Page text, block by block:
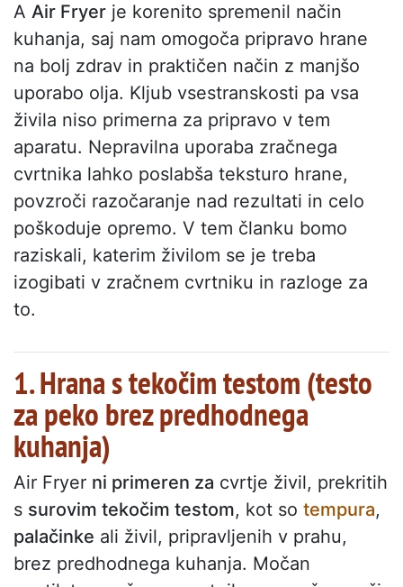
A Air Fryer je korenito spremenil način
kuhanja, saj nam omogoča pripravo hrane
na bolj zdrav in praktičen način z manjšo
uporabo olja. Kljub vsestranskosti pa vsa
živila niso primerna za pripravo v tem
aparatu. Nepravilna uporaba zračnega
cvrtnika lahko poslabša teksturo hrane,
povzroči razočaranje nad rezultati in celo
poškoduje opremo. V tem članku bomo
raziskali, katerim živilom se je treba
izogibati v zračnem cvrtniku in razloge za
to.
1. Hrana s tekočim testom (testo
za peko brez predhodnega
kuhanja)
Air Fryer ni primeren za cvrtje živil, prekritih
s surovim tekočim testom, kot so tempura,
palačinke ali živil, pripravljenih v prahu,
brez predhodnega kuhanja. Močan